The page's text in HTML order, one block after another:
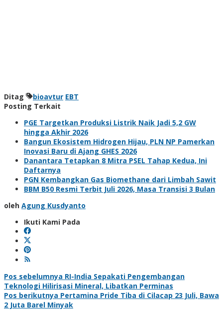
Ditag bioavtur EBT
Posting Terkait
PGE Targetkan Produksi Listrik Naik Jadi 5,2 GW
hingga Akhir 2026
Bangun Ekosistem Hidrogen Hijau, PLN NP Pamerkan
Inovasi Baru di Ajang GHES 2026
Danantara Tetapkan 8 Mitra PSEL Tahap Kedua, Ini
Daftarnya
PGN Kembangkan Gas Biomethane dari Limbah Sawit
BBM B50 Resmi Terbit Juli 2026, Masa Transisi 3 Bulan
oleh Agung Kusdyanto
Ikuti Kami Pada
Navigasi
pos
Pos sebelumnya RI-India Sepakati Pengembangan
Teknologi Hilirisasi Mineral, Libatkan Perminas
Pos berikutnya Pertamina Pride Tiba di Cilacap 23 Juli, Bawa
2 Juta Barel Minyak